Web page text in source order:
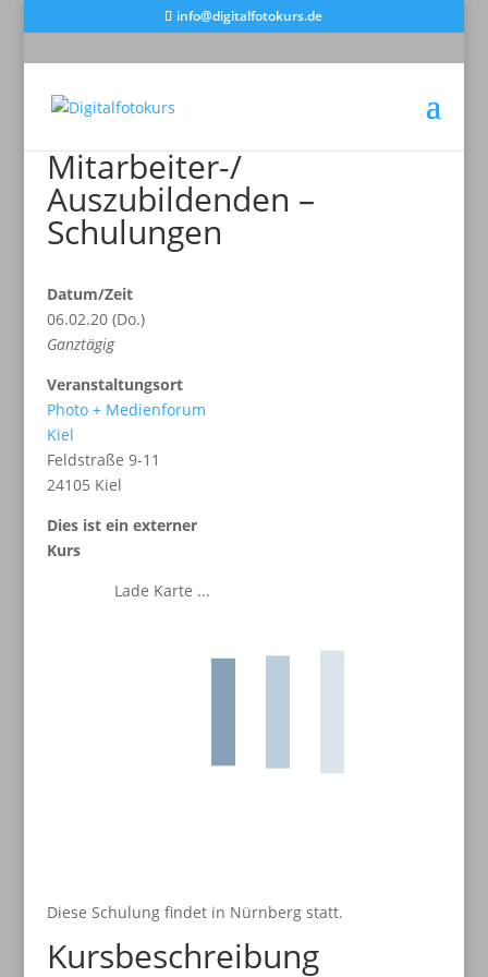
info@digitalfotokurs.de
Mitarbeiter-/
Auszubildenden –
Schulungen
Datum/Zeit
06.02.20 (Do.)
Ganztägig
Veranstaltungsort
Photo + Medienforum
Kiel
Feldstraße 9-11
24105 Kiel
Dies ist ein externer
Kurs
Lade Karte ...
Diese Schulung findet in Nürnberg statt.
Kursbeschreibung